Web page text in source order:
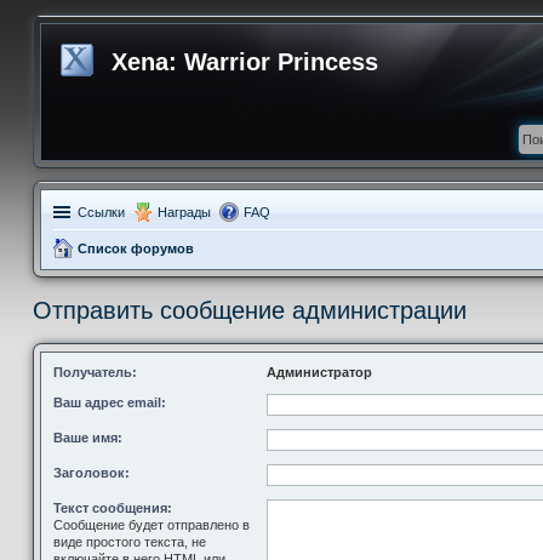
Xena: Warrior Princess
Ссылки Награды FAQ
Список форумов
Отправить сообщение администрации
Получатель: Администратор
Ваш адрес email:
Ваше имя:
Заголовок:
Текст сообщения:
Сообщение будет отправлено в
виде простого текста, не